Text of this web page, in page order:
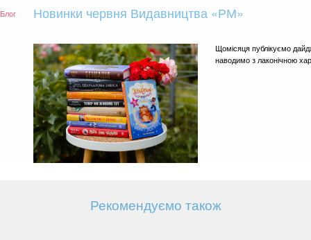
Блог Новинки червня Видавництва «РМ»
Щомісяця публікуємо
наводимо з лаконічною
Рекомендуємо також